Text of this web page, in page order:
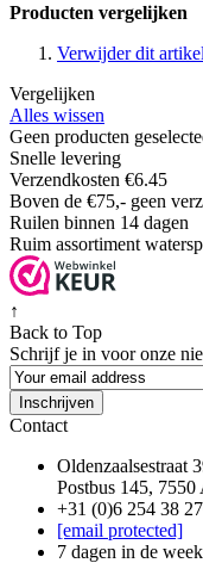
Producten vergelijken
Verwijder dit artikel
Vergelijken
Alles wissen
Geen producten
Snelle levering
Verzendkosten €6.45
Boven de €75,- geen
Ruilen binnen 14 dagen
Ruim assortiment
↑
Back to Top
Schrijf je in voor onze
Inschrijven
Contact
Oldenzaalsestraat
Postbus 145,
+31 (0)6 254 38
[email protected]
7 dagen in de